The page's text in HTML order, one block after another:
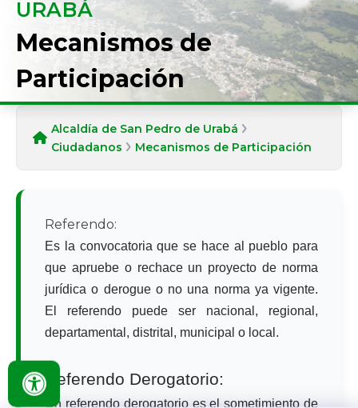
URABÁ
Mecanismos de
Participación
Alcaldía de San Pedro de Urabá
Ciudadanos
Mecanismos de Participación
Referendo:
Es la convocatoria que se hace al pueblo para
que apruebe o rechace un proyecto de norma
jurídica o derogue o no una norma ya vigente.
El referendo puede ser nacional, regional,
departamental, distrital, municipal o local.
Referendo Derogatorio:
Un referendo derogatorio es el sometimiento de